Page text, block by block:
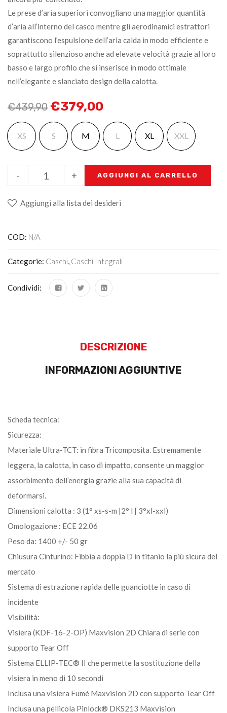
Le prese d’aria superiori convogliano una maggior quantità
d’aria all’interno del casco mentre gli aerodinamici estrattori
garantiscono l’espulsione dell’aria calda in modo efficiente e
soprattutto silenzioso anche ad elevate velocità grazie al loro
basso e largo profilo che si inserisce in modo ottimale
nell’elegante e slanciato design della calotta.
€439,90 €379,00
XS S M L XL XXL
+
- AGGIUNGI AL CARRELLO
Aggiungi alla lista dei desideri
COD: N/A
Categorie: Caschi, Caschi Integrali
Condividi:
DESCRIZIONE
INFORMAZIONI AGGIUNTIVE
Scheda tecnica:
Sicurezza:
Materiale Ultra-TCT: in fibra Tricomposita. Estremamente
leggera, la calotta, in caso di impatto, consente un maggior
assorbimento dell’energia grazie alla sua capacità di
deformarsi.
Dimensioni calotta : 3 (1° xs-s-m |2° l | 3°xl-xxl)
Omologazione : ECE 22.06
Peso da: 1400 +/- 50 gr
Chiusura Cinturino: Fibbia a doppia D in titanio la più sicura del
mercato
Sistema di estrazione rapida delle guanciotte in caso di
incidente
Visibilità:
Visiera (KDF-16-2-OP) Maxvision 2D Chiara di serie con
supporto Tear Off
Sistema ELLIP-TEC® II che permette la sostituzione della
visiera in meno di 10 secondi
Inclusa una visiera Fumè Maxvision 2D con supporto Tear Off
Inclusa una pellicola Pinlock® DKS213 Maxvision